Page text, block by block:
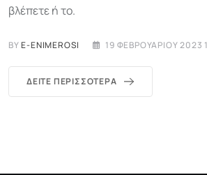
βλέπετε ή το.
BYE-ENIMEROSI 19 ΦΕΒΡΟΥΑΡΊΟΥ 2023
ΔΕΊΤΕ ΠΕΡΙΣΣΌΤΕΡΑ